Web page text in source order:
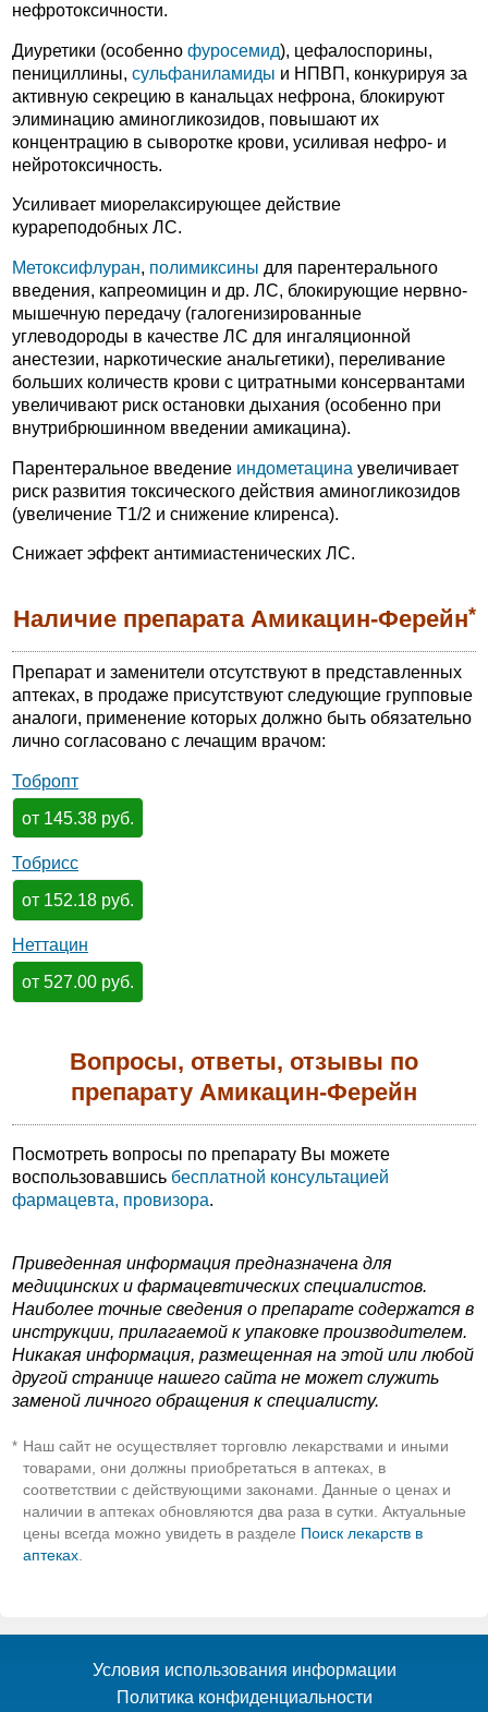
нефротоксичности.
Диуретики (особенно фуросемид), цефалоспорины,
пенициллины, сульфаниламиды и НПВП, конкурируя за
активную секрецию в канальцах нефрона, блокируют
элиминацию аминогликозидов, повышают их
концентрацию в сыворотке крови, усиливая нефро- и
нейротоксичность.
Усиливает миорелаксирующее действие
курареподобных ЛС.
Метоксифлуран, полимиксины для парентерального
введения, капреомицин и др. ЛС, блокирующие нервно-
мышечную передачу (галогенизированные
углеводороды в качестве ЛС для ингаляционной
анестезии, наркотические анальгетики), переливание
больших количеств крови с цитратными консервантами
увеличивают риск остановки дыхания (особенно при
внутрибрюшинном введении амикацина).
Парентеральное введение индометацина увеличивает
риск развития токсического действия аминогликозидов
(увеличение T1/2 и снижение клиренса).
Снижает эффект антимиастенических ЛС.
Наличие препарата Амикацин-Ферейн*
Препарат и заменители отсутствуют в представленных
аптеках, в продаже присутствуют следующие групповые
аналоги, применение которых должно быть обязательно
лично согласовано с лечащим врачом:
Тобропт
от 145.38 руб.
Тобрисс
от 152.18 руб.
Неттацин
от 527.00 руб.
Вопросы, ответы, отзывы по
препарату Амикацин-Ферейн
Посмотреть вопросы по препарату Вы можете
воспользовавшись бесплатной консультацией
фармацевта, провизора.
Приведенная информация предназначена для
медицинских и фармацевтических специалистов.
Наиболее точные сведения о препарате содержатся в
инструкции, прилагаемой к упаковке производителем.
Никакая информация, размещенная на этой или любой
другой странице нашего сайта не может служить
заменой личного обращения к специалисту.
* Наш сайт не осуществляет торговлю лекарствами и иными
товарами, они должны приобретаться в аптеках, в
соответствии с действующими законами. Данные о ценах и
наличии в аптеках обновляются два раза в сутки. Актуальные
цены всегда можно увидеть в разделе Поиск лекарств в
аптеках
Условия использования информации
Политика конфиденциальности